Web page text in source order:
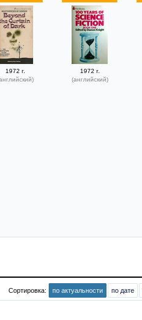
1972 г.
1972 г.
(английский)
Сортировка: по актуальности по дате